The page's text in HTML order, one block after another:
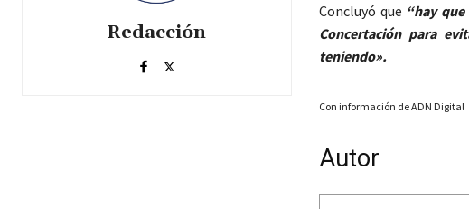
Redacción
Concluyó que “hay
Concertación para
teniendo».
Con información de ADN Digital
Autor